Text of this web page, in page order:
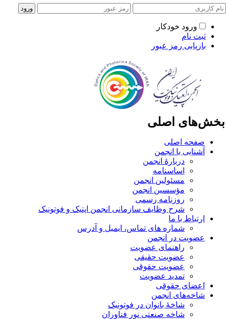
ورود خودکار
ثبت نام
بازیابی رمز عبور
اصلی
صفحه اصلی
آشنایی با انجمن
دربارۀ انجمن
اساسنامه
مسئولین انجمن
مؤسسین انجمن
روزنامه رسمی
شرح وظایف سازمانی انجمن اپتیک و فوتونیک
ارتباط با ما
شماره های تماس، ایمیل و آدرس
عضویت در انجمن
راهنمای عضویت
عضویت حقیقی
عضویت حقوقی
تمدید عضویت
اعضای حقوقی
شاخه‌های انجمن
شاخۀ بانوان در فوتونیک
شاخه صنعتی نور فناوران